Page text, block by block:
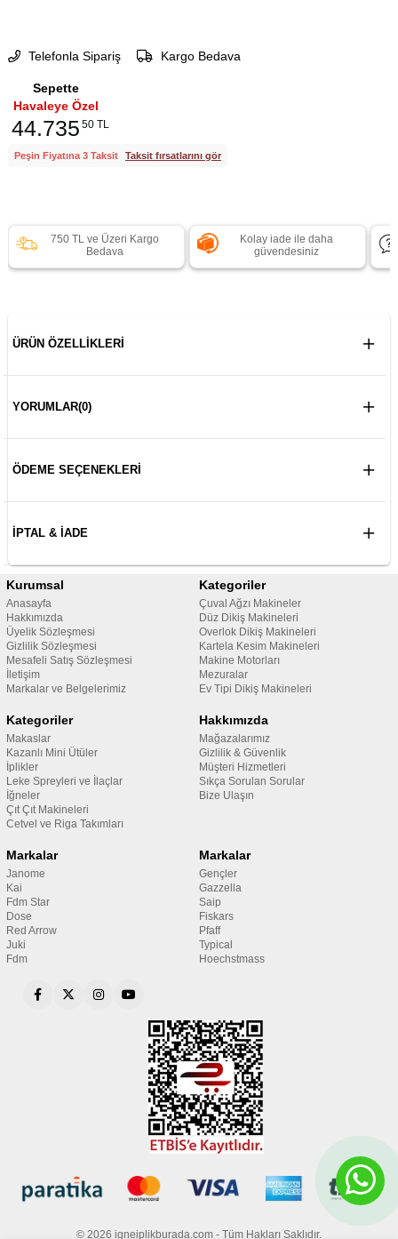
Telefonla Sipariş Kargo Bedava
Sepette
Havaleye Özel
44.735 50 TL
Peşin Fiyatına 3 Taksit Taksit fırsatlarını gör
750 TL ve Üzeri Kargo
Bedava
Kolay iade ile daha
güvendesiniz
ÜRÜN ÖZELLIKLERI
YORUMLAR(0)
ÖDEME SEÇENEKLERI
İPTAL & İADE
Kurumsal
Anasayfa
Hakkımızda
Üyelik Sözleşmesi
Gizlilik Sözleşmesi
Mesafeli Satış Sözleşmesi
İletişim
Markalar ve Belgelerimiz
Kategoriler
Çuval Ağzı Makineler
Düz Dikiş Makineleri
Overlok Dikiş Makineleri
Kartela Kesim Makineleri
Makine Motorları
Mezuralar
Ev Tipi Dikiş Makineleri
Kategoriler
Makaslar
Kazanlı Mini Ütüler
İplikler
Leke Spreyleri ve İlaçlar
İğneler
Çıt Çıt Makineleri
Cetvel ve Riga Takımları
Hakkımızda
Mağazalarımız
Gizlilik & Güvenlik
Müşteri Hizmetleri
Sıkça Sorulan Sorular
Bize Ulaşın
Markalar
Janome
Kai
Fdm Star
Dose
Red Arrow
Juki
Fdm
Markalar
Gençler
Gazzella
Saip
Fiskars
Pfaff
Typical
Hoechstmass
© 2026 igneiplikburada.com - Tüm Hakları Saklıdır.